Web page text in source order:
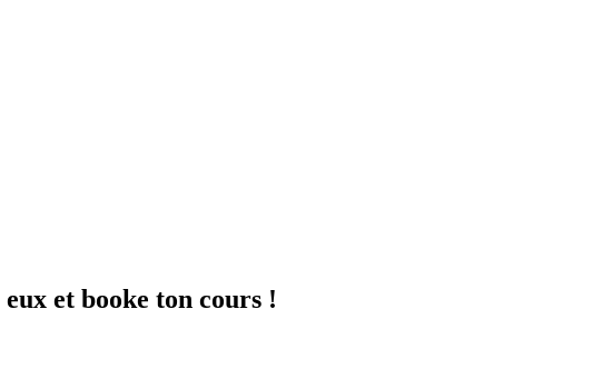
et booke ton cours !